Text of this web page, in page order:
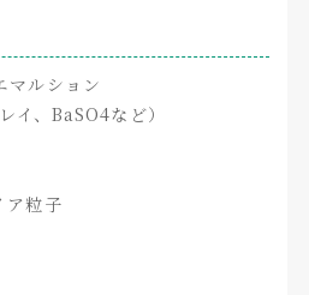
マルション
イ、BaSO4など）
ア粒子